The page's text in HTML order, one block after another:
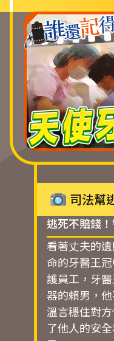
司法幫
逃死不賠錢
看著丈夫的
命的牙醫王
護員工，牙
器的賴男，
溫言穩住對
了他人的安